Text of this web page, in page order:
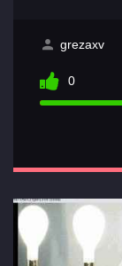
grezaxv
0